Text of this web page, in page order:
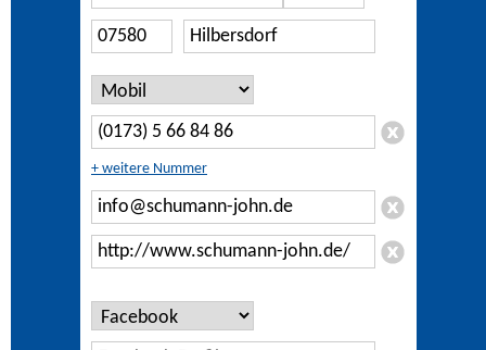
+ weitere Nummer